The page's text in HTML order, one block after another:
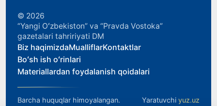
© 2026
“Yangi Oʻzbekiston” va “Pravda Vostoka”
gazetalari tahririyati DM
Biz haqimizdaMualliflarKontaktlar
Boʻsh ish oʻrinlari
Materiallardan foydalanish qoidalari
Barcha huquqlar himoyalangan. Yaratuvchi yuz.uz